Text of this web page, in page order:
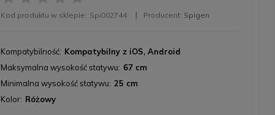
Kod produktu w sklepie: Spi002744 Producent: Spigen
Kompatybilność Kompatybilny z iOS, Android
Maksymalna wysokość statywu
67 cm
Minimalna wysokość statywu 25 cm
Kolor Różowy